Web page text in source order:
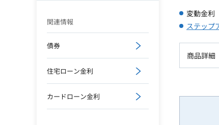
変動金利
ステップ
商品詳細
関連情報
債券
住宅ローン金利
カードローン金利